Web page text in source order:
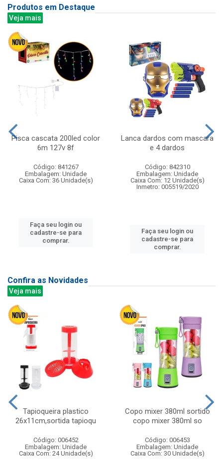
Produtos em Destaque
Veja mais
Pisca cascata 200led color
6m 127v 8f
Código: 841267
Embalagem: Unidade
Caixa Com: 36 Unidade(s)
Faça seu login ou
cadastre-se para
comprar.
Lanca dardos com mascara
e 4 dardos
Código: 842310
Embalagem: Unidade
Caixa Com: 12 Unidade(s)
Inmetro: 005519/2020
Faça seu login ou
cadastre-se para
comprar.
Confira as Novidades
Veja mais
Tapioqueira plastico
26x11cm,sortida tapioqu
Código: 006452
Embalagem: Unidade
Caixa Com: 24 Unidade(s)
Copo mixer 380ml sortido
copo mixer 380ml so
Código: 006453
Embalagem: Unidade
Caixa Com: 30 Unidade(s)